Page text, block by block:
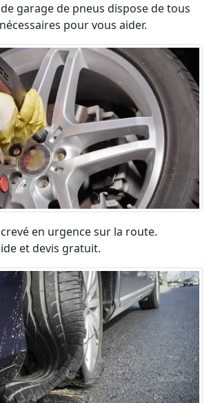
garage de pneus dispose de tous
pour vous aider.
en urgence sur la route.
et devis gratuit.